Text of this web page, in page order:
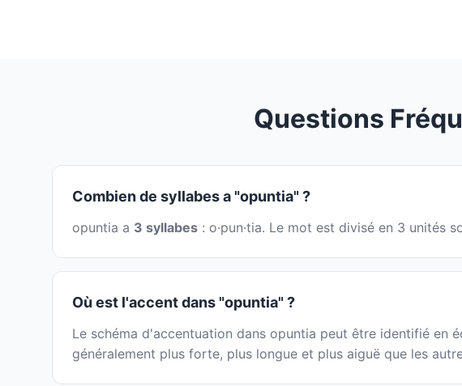
Questions
Combien de syllabes a "opuntia" ?
opuntia a 3 syllabes : o·pun·tia. Le mot est divisé en 3 unités
Où est l'accent dans "opuntia" ?
Le schéma d'accentuation dans opuntia peut être identifié en
généralement plus forte, plus longue et plus aiguë que les